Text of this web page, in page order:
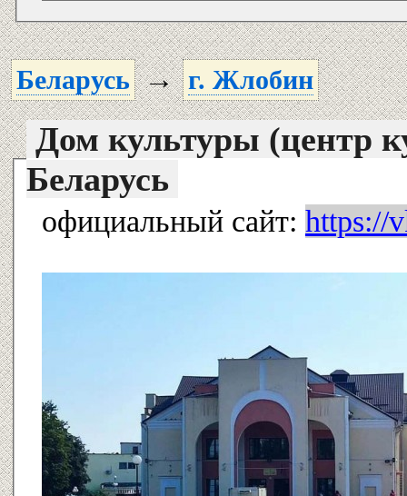
Беларусь →г. Жлобин
Дом культуры (центр
Беларусь
официальный сайт: https://